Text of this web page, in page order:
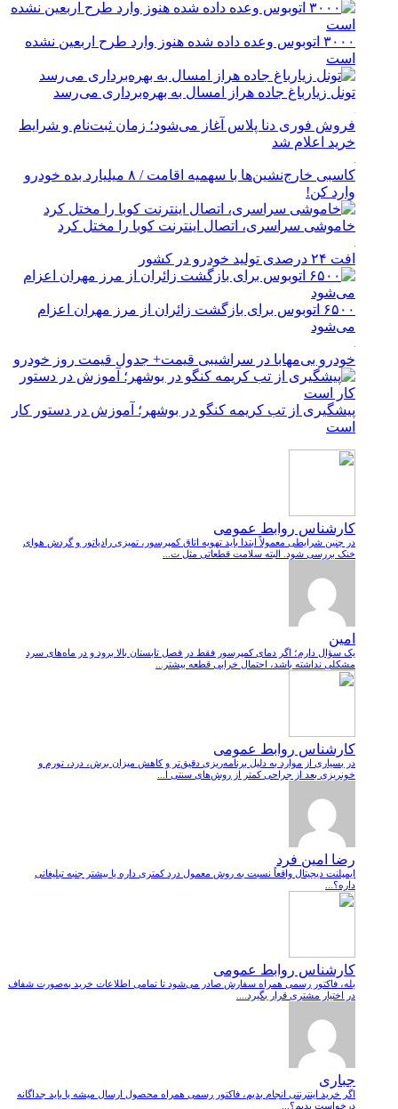
۳۰۰۰ اتوبوس وعده داده شده هنوز وارد طرح اربعین نشده
است
تونل زیارباغ جاده هراز امسال به بهره‌برداری می‌رسد
فروش فوری دنا پلاس آغاز می‌شود؛ زمان ثبت‌نام و شرایط
خرید اعلام شد
کاسبی خارج‌نشین‌ها با سهمیه اقامت / ۸ میلیارد بده خودرو
وارد کن!
خاموشی سراسری، اتصال اینترنت کوبا را مختل کرد
افت ۲۴ درصدی تولید خودرو در کشور
۶۵۰۰ اتوبوس برای بازگشت زائران از مرز مهران اعزام
می‌شود
خودرو بی‌مهابا در سراشیبی قیمت+ جدول قیمت روز خودرو
پیشگیری از تب کریمه کنگو در بوشهر؛ آموزش در دستور کار
است
کارشناس روابط عمومی
در چنین شرایطی معمولاً ابتدا باید تهویه اتاق کمپرسور، تمیزی رادیاتور و گردش هوای
خنک بررسی شود. البته سلامت قطعاتی مثل ت...
امین
یک سؤال دارم؛ اگر دمای کمپرسور فقط در فصل تابستان بالا برود و در ماه‌های سرد
مشکلی نداشته باشد، احتمال خرابی قطعه بیشتر...
کارشناس روابط عمومی
در بسیاری از موارد به دلیل برنامه‌ریزی دقیق‌تر و کاهش میزان برش، درد، تورم و
خونریزی بعد از جراحی کمتر از روش‌های سنتی ا...
رضا امین فرد
ایمپلنت دیجیتال واقعاً نسبت به روش معمول درد کمتری داره یا بیشتر جنبه تبلیغاتی
داره؟...
کارشناس روابط عمومی
بله، فاکتور رسمی همراه سفارش صادر می‌شود تا تمامی اطلاعات خرید به‌صورت شفاف
در اختیار مشتری قرار بگیرد....
جباری
اگر خرید اینترنتی انجام بدیم، فاکتور رسمی همراه محصول ارسال میشه یا باید جداگانه
درخواست بدیم؟...